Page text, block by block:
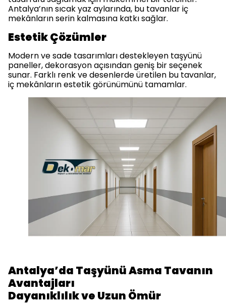
Antalya’nın sıcak yaz aylarında, bu tavanlar iç
mekânların serin kalmasına katkı sağlar.
Estetik Çözümler
Modern ve sade tasarımları destekleyen taşyünü
paneller, dekorasyon açısından geniş bir seçenek
sunar. Farklı renk ve desenlerde üretilen bu tavanlar,
iç mekânların estetik görünümünü tamamlar.
Antalya’da Taşyünü Asma Tavanın
Avantajları
Dayanıklılık ve Uzun Ömür